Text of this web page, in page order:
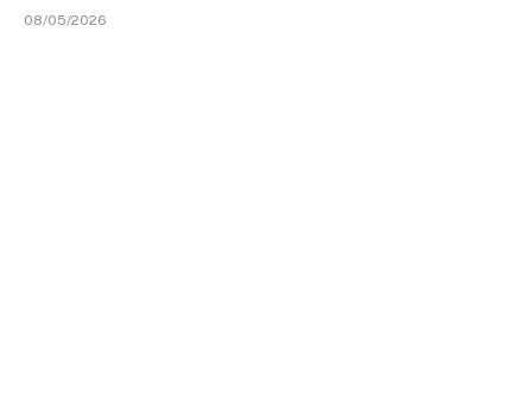
08/05/2026